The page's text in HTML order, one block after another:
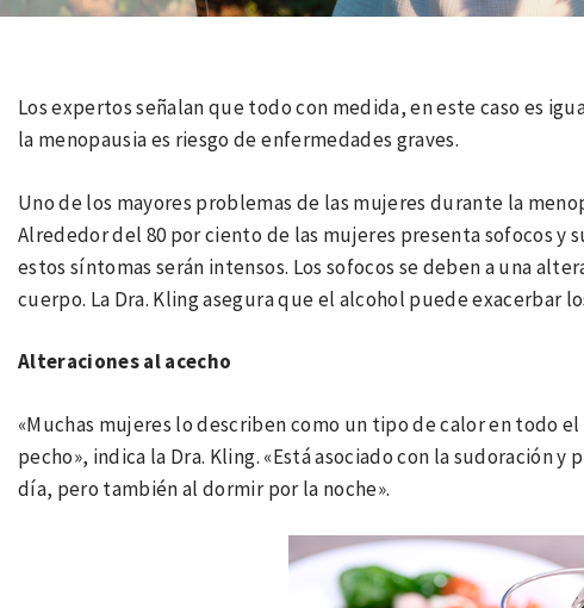
Los expertos señalan que todo con medida, en este caso es
la menopausia es riesgo de enfermedades graves.
Uno de los mayores problemas de las mujeres durante la
Alrededor del 80 por ciento de las mujeres presenta sofocos y
estos síntomas serán intensos. Los sofocos se deben a una
cuerpo. La Dra. Kling asegura que el alcohol puede exacerbar
Alteraciones al acecho
«Muchas mujeres lo describen como un tipo de calor en todo
pecho», indica la Dra. Kling. «Está asociado con la sudoración
día, pero también al dormir por la noche».